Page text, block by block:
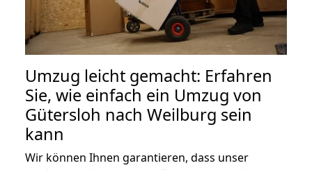
Umzug leicht gemacht: Erfahren
Sie, wie einfach ein Umzug von
Gütersloh nach Weilburg sein
kann
Wir können Ihnen garantieren, dass unser